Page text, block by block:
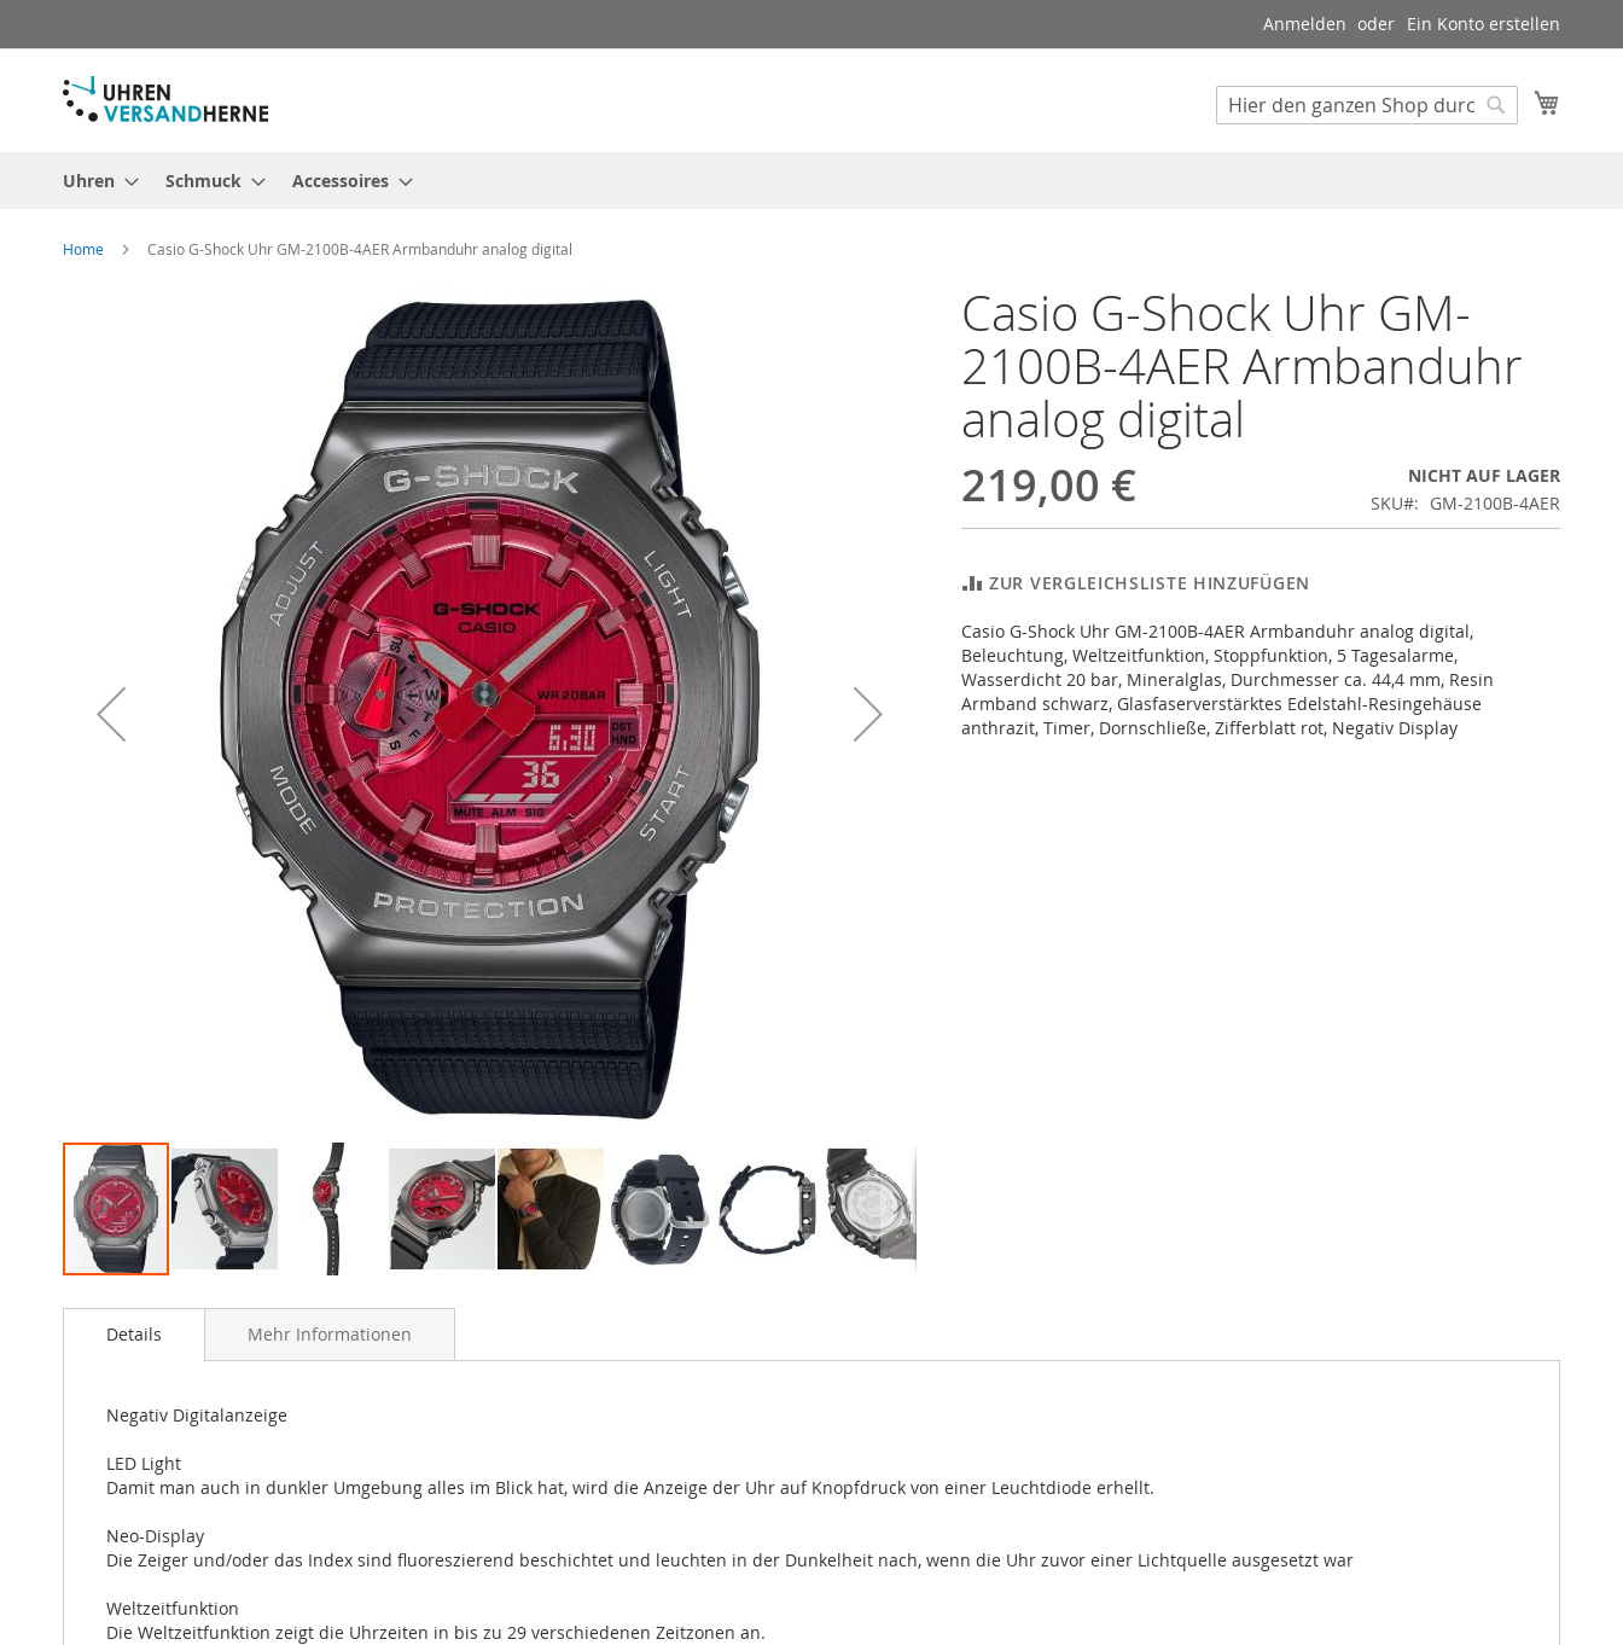
zum
Inhalt
Anmelden Ein Konto erstellen
Suche
Uhren
Schmuck Accessoires
Home Casio G-Shock Uhr GM-2100B-4AER Armbanduhr analog digital
Anfang
Casio G-Shock Uhr GM-
2100B-4AER Armbanduhr
analog digital
219,00 €
NICHT AUF LAGER
SKU
GM-2100B-4AER
ZUR VERGLEICHSLISTE HINZUFÜGEN
Casio G-Shock Uhr GM-2100B-4AER Armbanduhr analog digital,
Beleuchtung, Weltzeitfunktion, Stoppfunktion, 5 Tagesalarme,
Wasserdicht 20 bar, Mineralglas, Durchmesser ca. 44,4 mm, Resin
Armband schwarz, Glasfaserverstärktes Edelstahl-Resingehäuse
anthrazit, Timer, Dornschließe, Zifferblatt rot, Negativ Display
Details
Negativ Digitalanzeige
LED Light
Damit man auch in dunkler Umgebung alles im Blick hat, wird die Anzeige der Uhr auf Knopfdruck von einer Leuchtdiode erhellt.
Neo-Display
Die Zeiger und/oder das Index sind fluoreszierend beschichtet und leuchten in der Dunkelheit nach, wenn die Uhr zuvor einer Lichtquelle ausgesetzt war
Weltzeitfunktion
Die Weltzeitfunktion zeigt die Uhrzeiten in bis zu 29 verschiedenen Zeitzonen an.
Mehr Informationen